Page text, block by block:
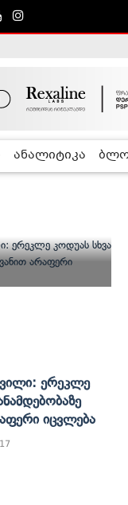
ანალიტიკა
Ერეკლე
Იცვლება